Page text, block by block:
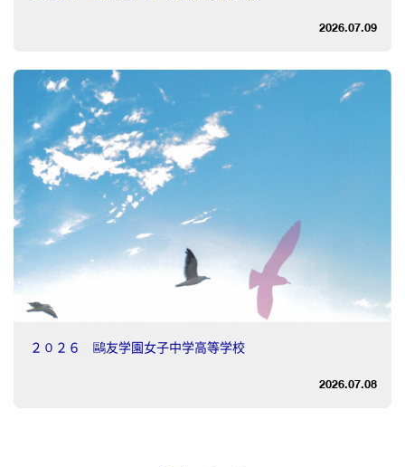
2026.07.09
２０２６ 鷗友学園女子中学高等学校
2026.07.08